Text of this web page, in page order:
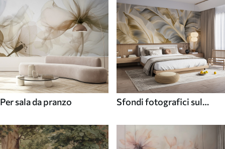
Per sala da pranzo
Sfondi fotografici sul